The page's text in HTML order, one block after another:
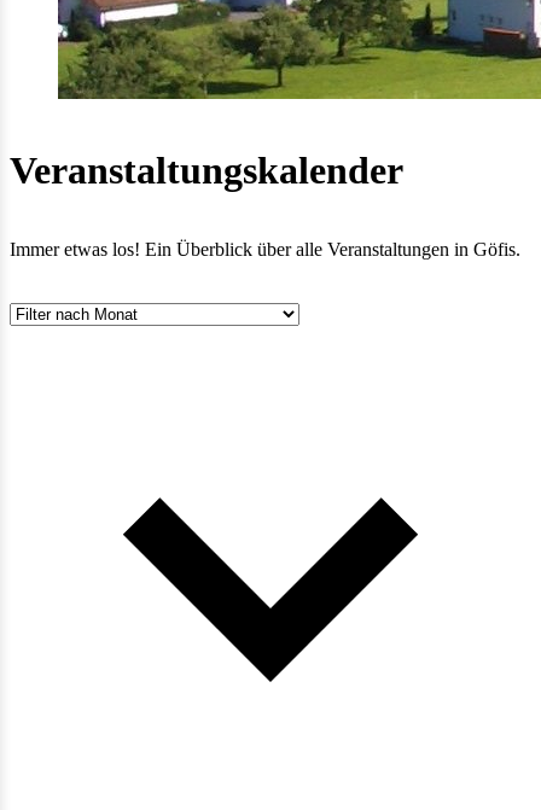
Veranstaltungskalender
Immer etwas los! Ein Überblick über alle Veranstaltungen in Göfis.